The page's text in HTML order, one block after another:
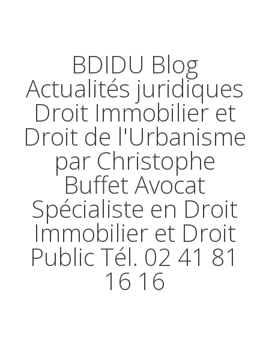
BDIDU Blog
Actualités juridiques
Droit Immobilier et
Droit de l'Urbanisme
par Christophe
Buffet Avocat
Spécialiste en Droit
Immobilier et Droit
Public Tél. 02 41 81
16 16